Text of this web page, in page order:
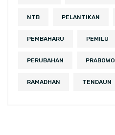
NTB PELANTIKAN
PEMBAHARU PEMILU
PERUBAHAN PRABOWO
RAMADHAN TENDAUN